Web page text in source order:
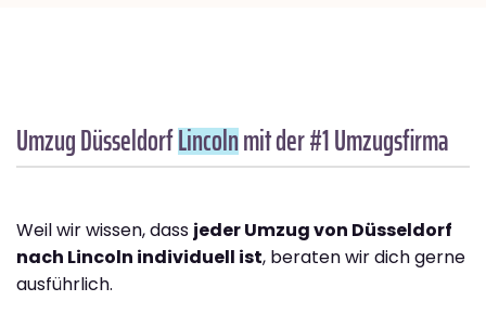
Umzug DüsseldorfLincolnmit der #1 Umzugsfirma
Weil wir wissen, dass jeder Umzug von Düsseldorf
nach Lincoln individuell ist, beraten wir dich gerne
ausführlich.